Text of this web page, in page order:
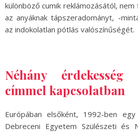
különböző cumik reklámozásától,
az anyáknak tápszeradományt, -
az indokolatlan pótlás valószínűségét.
Néhány
címmel kapcsolatban
Európában elsőként, 1992-ben
Debreceni Egyetem Szülészeti és